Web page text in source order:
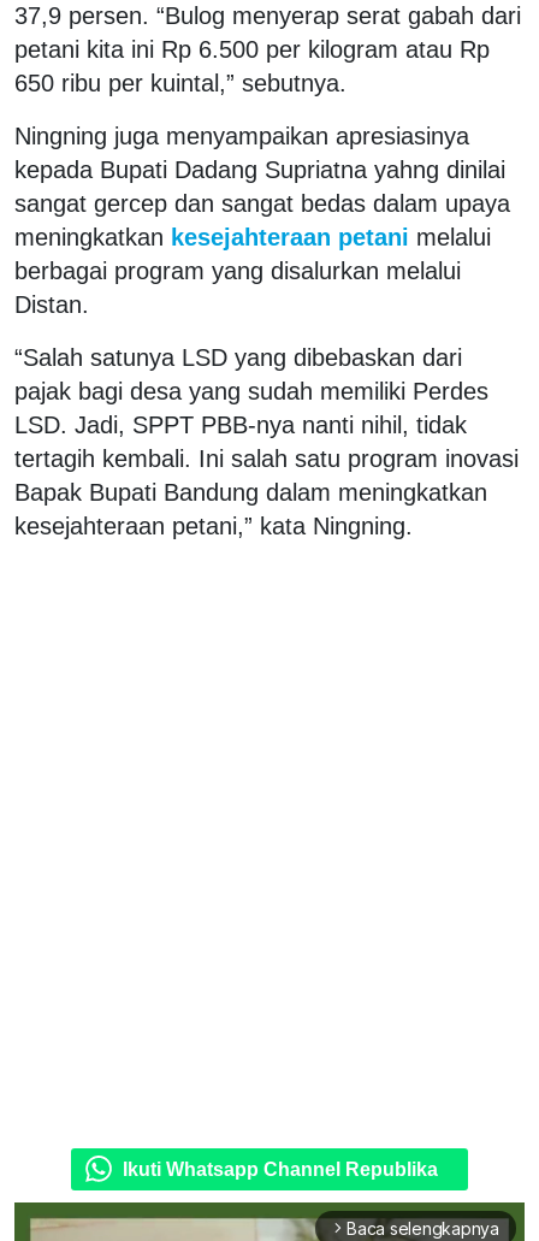
37,9 persen. “Bulog menyerap serat gabah dari
petani kita ini Rp 6.500 per kilogram atau Rp
650 ribu per kuintal,” sebutnya.
Ningning juga menyampaikan apresiasinya
kepada Bupati Dadang Supriatna yahng dinilai
sangat gercep dan sangat bedas dalam upaya
meningkatkan kesejahteraan petani melalui
berbagai program yang disalurkan melalui
Distan.
“Salah satunya LSD yang dibebaskan dari
pajak bagi desa yang sudah memiliki Perdes
LSD. Jadi, SPPT PBB-nya nanti nihil, tidak
tertagih kembali. Ini salah satu program inovasi
Bapak Bupati Bandung dalam meningkatkan
kesejahteraan petani,” kata Ningning.
Ikuti Whatsapp Channel Republika
arrow_forward_ios Baca selengkapnya